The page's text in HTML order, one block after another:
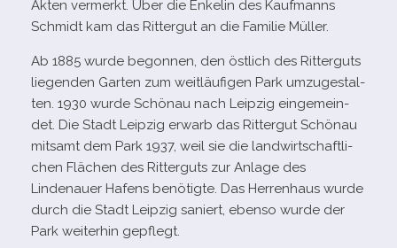
Akten ver­merkt. Über die Enkelin des Kaufmanns
Schmidt kam das Rittergut an die Familie Müller.
Ab 1885 wurde begon­nen, den öst­lich des Ritterguts
lie­gen­den Garten zum weit­läu­fi­gen Park umzu­ge­stal­
ten. 1930 wurde Schönau nach Leipzig ein­ge­mein­
det. Die Stadt Leipzig erwarb das Rittergut Schönau
mit­samt dem Park 1937, weil sie die land­wirt­schaft­li­
chen Flächen des Ritterguts zur Anlage des
Lindenauer Hafens benö­tigte. Das Herrenhaus wurde
durch die Stadt Leipzig saniert, ebenso wurde der
Park wei­ter­hin gepflegt.